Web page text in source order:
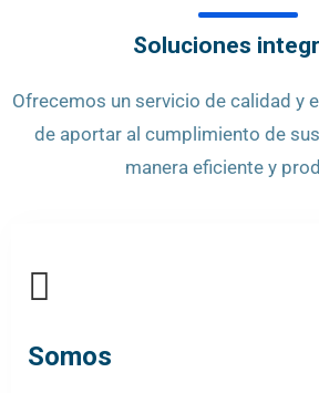
Soluciones
Ofrecemos un servicio de calidad y
de aportar al cumplimiento de
manera eficiente y
Somos